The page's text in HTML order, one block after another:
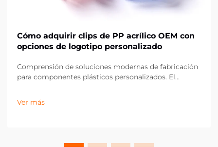
Cómo adquirir clips de PP acrílico OEM con
opciones de logotipo personalizado
Comprensión de soluciones modernas de fabricación
para componentes plásticos personalizados. El
significativamente, especialmente en el ámbito de los
componentes plásticos personalizados como los clips
Ver más